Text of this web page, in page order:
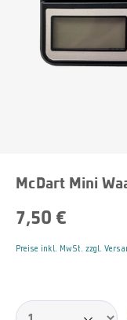
McDart Mini
7,50 €
Preise inkl. MwSt. zzgl.